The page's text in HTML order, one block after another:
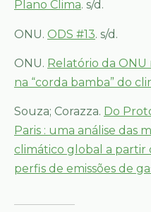
Plano Clima. s/d.
ONU. ODS #13. s/d.
ONU. Relatório da
na “corda bamba” do
Souza; Corazza. Do
Paris : uma análise das
climático global a partir
perfis de emissões de